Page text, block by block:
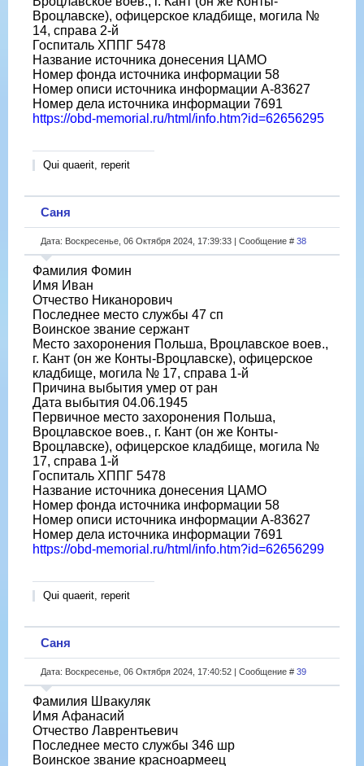
Вроцлавске), офицерское кладбище, могила №
14, справа 2-й
Госпиталь ХППГ 5478
Название источника донесения ЦАМО
Номер фонда источника информации 58
Номер описи источника информации А-83627
Номер дела источника информации 7691
https://obd-memorial.ru/html/info.htm?id=62656295
Qui quaerit, reperit
Саня
Дата: Воскресенье, 06 Октября 2024, 17:39:33 | Сообщение # 38
Фамилия Фомин
Имя Иван
Отчество Никанорович
Последнее место службы 47 сп
Воинское звание сержант
Место захоронения Польша, Вроцлавское воев.,
г. Кант (он же Конты-Вроцлавске), офицерское
кладбище, могила № 17, справа 1-й
Причина выбытия умер от ран
Дата выбытия 04.06.1945
Первичное место захоронения Польша,
Вроцлавское воев., г. Кант (он же Конты-
Вроцлавске), офицерское кладбище, могила №
17, справа 1-й
Госпиталь ХППГ 5478
Название источника донесения ЦАМО
Номер фонда источника информации 58
Номер описи источника информации А-83627
Номер дела источника информации 7691
https://obd-memorial.ru/html/info.htm?id=62656299
Qui quaerit, reperit
Саня
Дата: Воскресенье, 06 Октября 2024, 17:40:52 | Сообщение # 39
Фамилия Швакуляк
Имя Афанасий
Отчество Лаврентьевич
Последнее место службы 346 шр
Воинское звание красноармеец